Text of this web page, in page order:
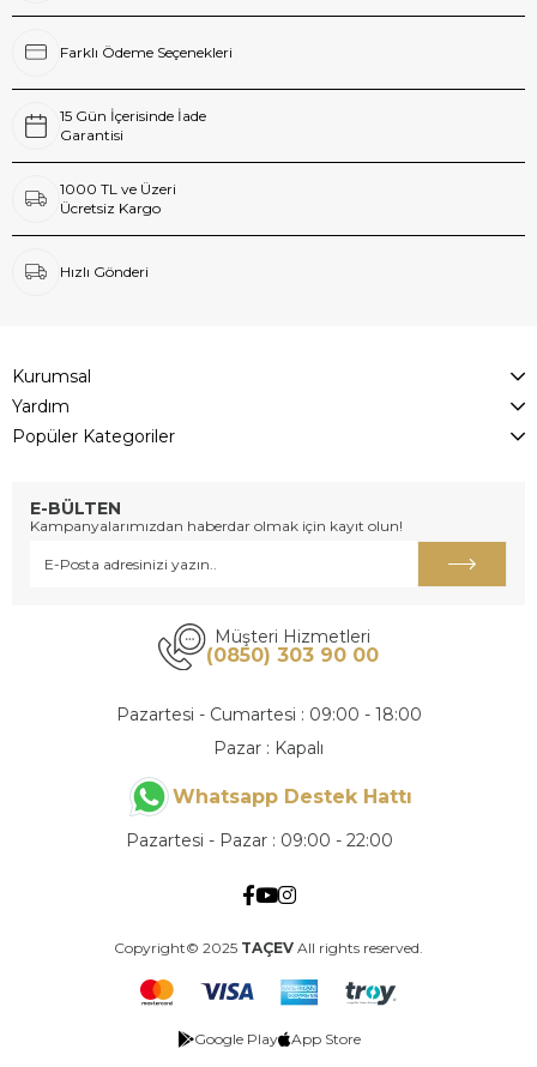
Farklı Ödeme Seçenekleri
15 Gün İçerisinde İade
Garantisi
1000 TL ve Üzeri
Ücretsiz Kargo
Hızlı Gönderi
Kurumsal
Yardım
Popüler Kategoriler
E-BÜLTEN
Kampanyalarımızdan haberdar olmak için kayıt olun!
Müşteri Hizmetleri
(0850) 303 90 00
Pazartesi - Cumartesi : 09:00 - 18:00
Pazar : Kapalı
Whatsapp Destek Hattı
Pazartesi - Pazar : 09:00 - 22:00
Copyright© 2025 TAÇEV All rights reserved.
Google Play App Store